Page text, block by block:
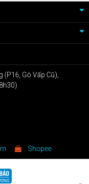
Gò Vấp Cũ),
Shopee